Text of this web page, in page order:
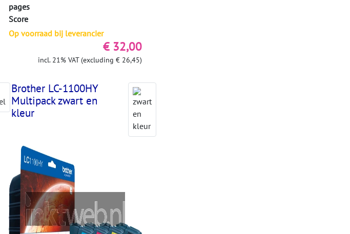
pages
Score
Op voorraad bij leverancier
€ 32,00
incl. 21% VAT (excluding € 26,45)
Brother LC-1100HY
Multipack zwart en
kleur